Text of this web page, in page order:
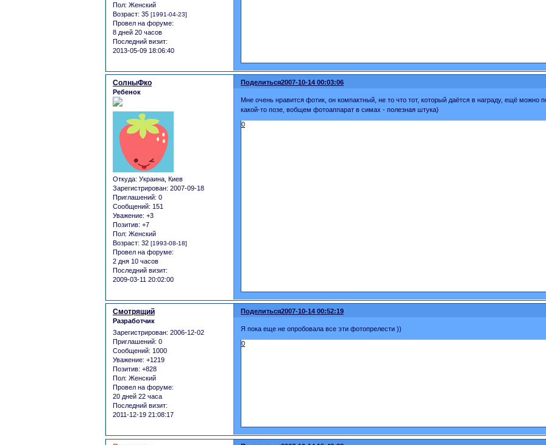
Пол: Женский
Возраст: 35 [1991-04-23]
Провел на форуме:
8 дней 20 часов
Последний визит:
2013-05-09 18:06:40
Поделиться2007-10-14 00:03:06
СолныФко
Ребенок
Откуда: Украина, Киев
Зарегистрирован: 2007-09-18
Приглашений: 0
Сообщений: 151
Уважение: +3
Позитив: +7
Пол: Женский
Возраст: 32 [1993-08-18]
Провел на форуме:
2 дня 10 часов
Последний визит:
2009-03-11 20:02:00
Мне очень нравится фотик, он компактный, не то что тот, который даётся в награду, ещё можно
какой-то позе, вобщем фотоаппарат в симах - полезная штука)
0
Поделиться2007-10-14 00:52:19
Смотрящий
Разработчик
Зарегистрирован: 2006-12-02
Приглашений: 0
Сообщений: 1000
Уважение: +1219
Позитив: +828
Пол: Женский
Провел на форуме:
20 дней 22 часа
Последний визит:
2011-12-19 21:08:17
Я пока еще не опробовала все эти фотопрелести ))
0